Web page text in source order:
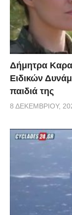
Δήμητρα
Ειδικών
παιδιά της
8 ΔΕΚΕΜΒΡΊΟΥ,